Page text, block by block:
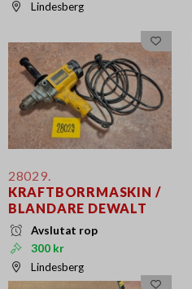
Lindesberg
28029.
KRAFTBORRMASKIN /
BLANDARE DEWALT
Avslutat rop
300 kr
Lindesberg